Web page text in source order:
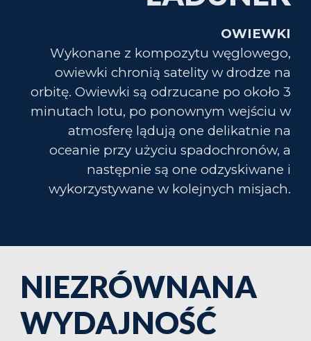
OWIEWKI
Wykonane z kompozytu węglowego,
owiewki chronią satelity w drodze na
orbitę. Owiewki są odrzucane po około 3
minutach lotu, po ponownym wejściu w
atmosferę lądują one delikatnie na
oceanie przy użyciu spadochronów, a
następnie są one odzyskiwane i
wykorzystywane w kolejnych misjach.
NIEZRÓWNANA
WYDAJNOŚĆ